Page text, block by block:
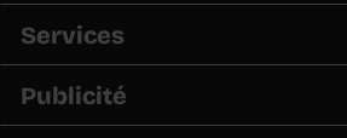
Services
Publicité